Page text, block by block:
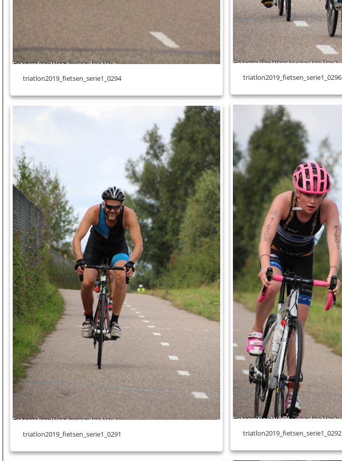
triatlon2019_fietsen_serie1_0296
triatlon2019_fietsen_serie1_0294
triatlon2019_fietsen_serie1_0292
triatlon2019_fietsen_serie1_0291